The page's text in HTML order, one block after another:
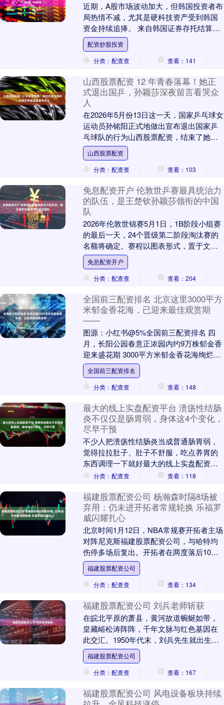
近期，A股市场波动加大，但韩国投资者布
局热情不减，尤其是硬科技资产受到韩国
资金持续追捧。 来自韩国证券存托结算院
旗下证券信息门户（SEIBro）的数据显
示，截至....
配资炒股投资
分类：配查查
查看：141
山西股票配资 12 年青春落幕！她正
式退出国乒，孙颖莎深夜留言看哭众
人
在2026年5月份13日这一天，国家乒乓球女
运动员孙铭阳正式地做出宣布退出国家乒
乓球队的行为山西股票配资，结束了她自
己从2014年开始一直到2026年为止的12....
山西股票配资
分类：配查查
查看：103
免息配资开户 伦敦世乒赛最具统治力
的队伍，是王楚钦孙颖莎领衔的中国
队
2026年伦敦世锦赛5月1日，1B阶段小组赛
的最后一天，24个晋级第二阶段淘汰赛的
名额将确定。赛程以图表形式，置于文
中。中国队的比赛，1A阶段小组赛，将在5
月2....
免息配资开户
分类：配查查
查看：204
全国前三配资排名 北京这里3000平方
米郁金香花海，已迎来最佳观赏期
——
图源：小红书@5%全国前三配资排名 四
月，长阳公园春意正浓园内约9万株郁金香
迎来盛花期 3000平方米郁金香花海绚烂绽
放 为市民献上一场免费的春日视觉盛宴 图
源....
全国前三配资排名
分类：配查查
查看：148
最大的线上实盘配资平台 溃疡性结肠
炎不仅仅是肠胃弱，身体这4个变化，
尽早干预
不少人把溃疡性结肠炎当成普通肠胃弱，
觉得拉拉肚子、肚子不舒服，吃点养胃的
东西调理一下就好最大的线上实盘配资平
台，其实这是一种慢性肠道炎症，和单纯
分类：配查查 查看：118
福建股票配资公司 杨瀚森时隔8场被
弃用：仍未进开拓者常规轮换 乐福罗
威闪耀扎心
北京时间1月12日，NBA常规赛开拓者主场
对阵尼克斯福建股票配资公司，与哈特均
伤停多场后复出。开拓者在两度落后10分
情况下，逐步反扑在末节开局一波流反超
比分，尼....
福建股票配资公司
分类：配查查
查看：134
福建股票配资公司 刘兵老师斩获
在皖北平原的萧县，黄河故道蜿蜒如带，
皇藏峪松涛阵阵，千年文脉与红色基因在
此交汇。1950年代末，刘兵先生就出生在
这片厚重而奋进的土地上。他是上世纪70
年代前期参....
福建股票配资公司
分类：配查查
查看：167
福建股票配资公司 风电设备板块持续